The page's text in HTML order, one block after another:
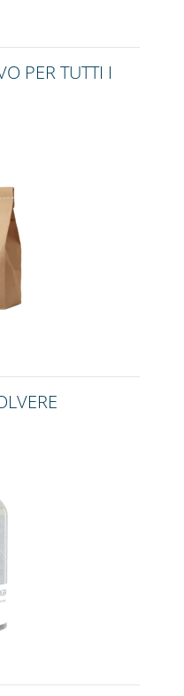
PER TUTTI I